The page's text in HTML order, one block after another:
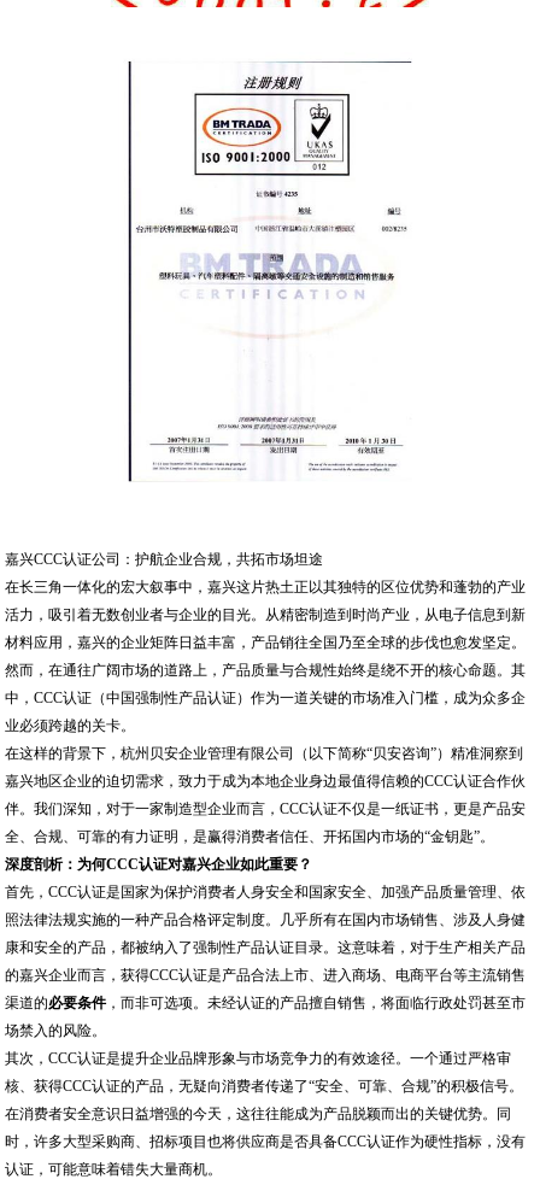
嘉兴CCC认证公司：护航企业合规，共拓市场坦途
在长三角一体化的宏大叙事中，嘉兴这片热土正以其独特的区位优势和蓬勃的产业
活力，吸引着无数创业者与企业的目光。从精密制造到时尚产业，从电子信息到新
材料应用，嘉兴的企业矩阵日益丰富，产品销往全国乃至全球的步伐也愈发坚定。
然而，在通往广阔市场的道路上，产品质量与合规性始终是绕不开的核心命题。其
中，CCC认证（中国强制性产品认证）作为一道关键的市场准入门槛，成为众多企
业必须跨越的关卡。
在这样的背景下，杭州贝安企业管理有限公司（以下简称“贝安咨询”）精准洞察到
嘉兴地区企业的迫切需求，致力于成为本地企业身边最值得信赖的CCC认证合作伙
伴。我们深知，对于一家制造型企业而言，CCC认证不仅是一纸证书，更是产品安
全、合规、可靠的有力证明，是赢得消费者信任、开拓国内市场的“金钥匙”。
深度剖析：为何CCC认证对嘉兴企业如此重要？
首先，CCC认证是国家为保护消费者人身安全和国家安全、加强产品质量管理、依
照法律法规实施的一种产品合格评定制度。几乎所有在国内市场销售、涉及人身健
康和安全的产品，都被纳入了强制性产品认证目录。这意味着，对于生产相关产品
的嘉兴企业而言，获得CCC认证是产品合法上市、进入商场、电商平台等主流销售
渠道的必要条件，而非可选项。未经认证的产品擅自销售，将面临行政处罚甚至市
场禁入的风险。
其次，CCC认证是提升企业品牌形象与市场竞争力的有效途径。一个通过严格审
核、获得CCC认证的产品，无疑向消费者传递了“安全、可靠、合规”的积极信号。
在消费者安全意识日益增强的今天，这往往能成为产品脱颖而出的关键优势。同
时，许多大型采购商、招标项目也将供应商是否具备CCC认证作为硬性指标，没有
认证，可能意味着错失大量商机。